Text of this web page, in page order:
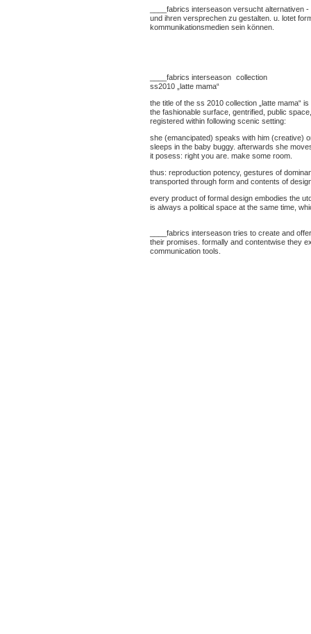
____fabrics interseason versucht alternativen
und ihren versprechen zu gestalten. u. lotet
kommunikationsmedien sein können.
____fabrics interseason collection
ss2010 „latte mama“
the title of the ss 2010 collection „latte mama“
the fashionable surface, gentrified, public
registered within following scenic setting:
she (emancipated) speaks with him (creative)
sleeps in the baby buggy. afterwards she
it posess: right you are. make some room.
thus: reproduction potency, gestures of
transported through form and contents of
every product of formal design embodies the
is always a political space at the same time,
____fabrics interseason tries to create and
their promises. formally and contentwise they
communication tools.